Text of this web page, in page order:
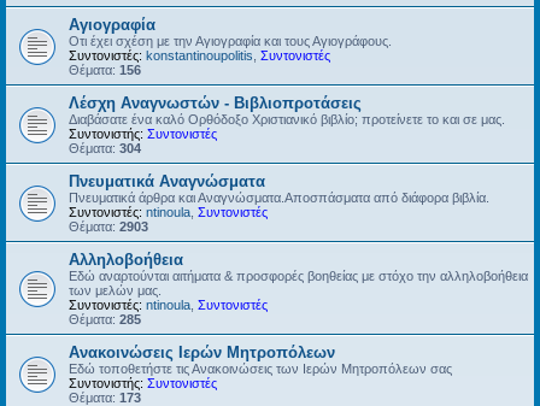
Αγιογραφία
Οτι έχει σχέση με την Αγιογραφία και τους Αγιογράφους.
Συντονιστές: konstantinoupolitis Συντονιστές
Θέματα: 156
Λέσχη Αναγνωστών - Βιβλιοπροτάσεις
Διαβάσατε ένα καλό Ορθόδοξο Χριστιανικό βιβλίο; προτείνετε το και σε μας.
Συντονιστής: Συντονιστές
Θέματα: 304
Πνευματικά Αναγνώσματα
Πνευματικά άρθρα και Αναγνώσματα.Αποσπάσματα από διάφορα βιβλία.
Συντονιστές: ntinoula Συντονιστές
Θέματα: 2903
Αλληλοβοήθεια
Εδώ αναρτούνται αιτήματα & προσφορές βοηθείας με στόχο την αλληλοβοήθεια
των μελών μας.
Συντονιστές: ntinoula Συντονιστές
Θέματα: 285
Ανακοινώσεις Ιερών Μητροπόλεων
Εδώ τοποθετήστε τις Ανακοινώσεις των Ιερών Μητροπόλεων σας
Συντονιστής: Συντονιστές
Θέματα: 173